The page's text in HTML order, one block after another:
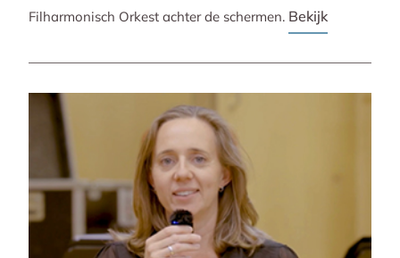
Filharmonisch Orkest achter de schermen. Bekijk